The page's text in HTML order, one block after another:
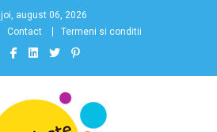
joi, august 06, 2026
Contact Termeni si conditii